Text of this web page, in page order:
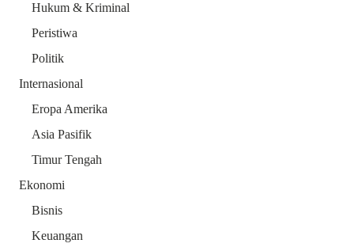
Hukum & Kriminal
Peristiwa
Politik
Internasional
Eropa Amerika
Asia Pasifik
Timur Tengah
Ekonomi
Bisnis
Keuangan